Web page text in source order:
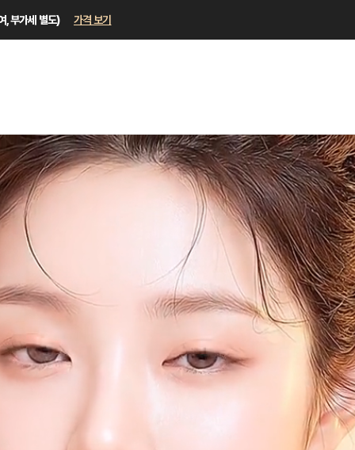
, 부가세 별도) 가격 보기